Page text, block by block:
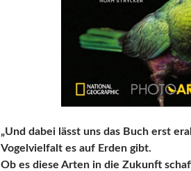
„Und dabei lässt uns das Buch erst
Vogelvielfalt es auf Erden gibt.
Ob es diese Arten in die Zukunft